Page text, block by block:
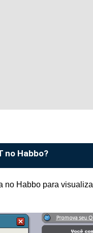
no Habbo?
no Habbo para